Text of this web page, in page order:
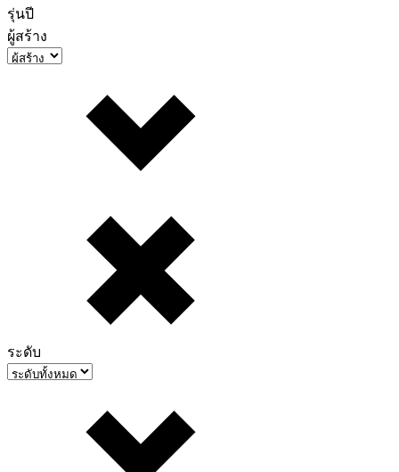
รุ่นปี
ผู้สร้าง
ระดับ